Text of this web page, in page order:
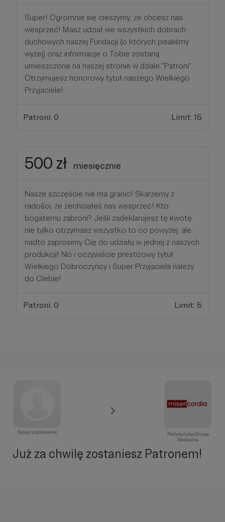
Super! Ogromnie się cieszymy, że chcesz nas
wesprzeć! Masz udział we wszystkich dobrach
duchowych naszej Fundacji (o których pisaliśmy
wyżej) oraz informacje o Tobie zostaną
umieszczone na naszej stronie w dziale "Patroni".
Otrzymujesz honorowy tytuł naszego Wielkiego
Przyjaciele!
Patroni: 0 Limit: 15
500 zł miesięcznie
Nasze szczęście nie ma granic! Skarzemy z
radości, że zechciałeś nas wesprzeć! Kto
bogatemu zabroni? Jeśli zadeklarujesz tę kwotę
nie tylko otrzymasz wszystko to co powyżej, ale
nadto zaprosimy Cię do udziału w jednej z naszych
produkcji! No i oczywiście prestiżowy tytuł
Wielkiego Dobroczyńcy i Super Przyjaciela należy
do Ciebie!
Patroni: 0 Limit: 5
Nowy użytkownik
Pallotyńska Grupa
Medialna
Już za chwilę zostaniesz Patronem!